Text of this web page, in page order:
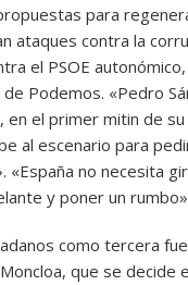
para
ataques contra la
el PSOE
Podemos. «Pedro
el primer mitin de
al escenario para
no necesita
y poner un
como tercera
que se decide